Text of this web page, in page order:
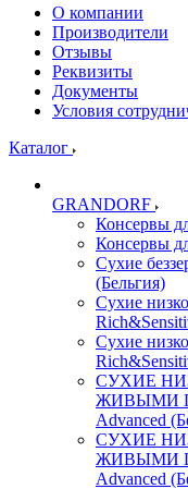
О компании
Производители
Отзывы
Реквизиты
Документы
Условия
Каталог
GRANDORF
Консервы
Консервы
Сухие
(Бельгия)
Сухие
Сухие
СУХИЕ
ЖИВЫМИ
Advanced
СУХИЕ
ЖИВЫМИ
Advanced